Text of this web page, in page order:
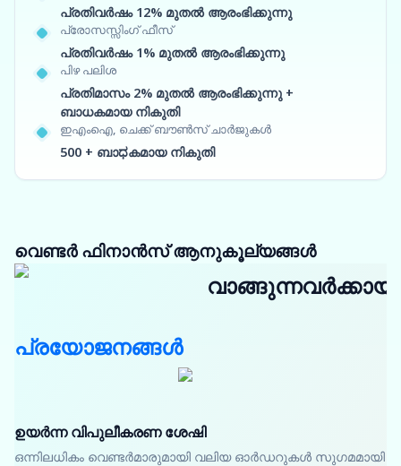
പ്രതിവർഷം 12% മുതൽ ആരംഭിക്കുന്നു
പ്രോസസ്സിംഗ് ഫീസ്
പ്രതിവർഷം 1% മുതൽ ആരംഭിക്കുന്നു
പിഴ പലിശ
പ്രതിമാസം 2% മുതൽ ആരംഭിക്കുന്നു +
ബാധകമായ നികുതി
ഇഎംഐ, ചെക്ക് ബൗൺസ് ചാർജുകൾ
500 + ബാಧകമായ നികുതി
വെണ്ടർ ഫിനാൻസ് ആനുകൂല്യങ്ങൾ
വാങ്ങുന്നവർക്കായി
പ്രയോജനങ്ങൾ
ഉയർന്ന വിപുലീകരണ ശേഷി
ഒന്നിലധികം വെണ്ടർമാരുമായി വലിയ ഓർഡറുകൾ സുഗമമായി